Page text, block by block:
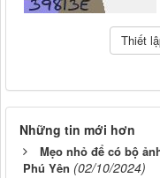
Những tin mới hơn
Mẹo nhỏ để có bộ
Phú Yên (02/10/2024)